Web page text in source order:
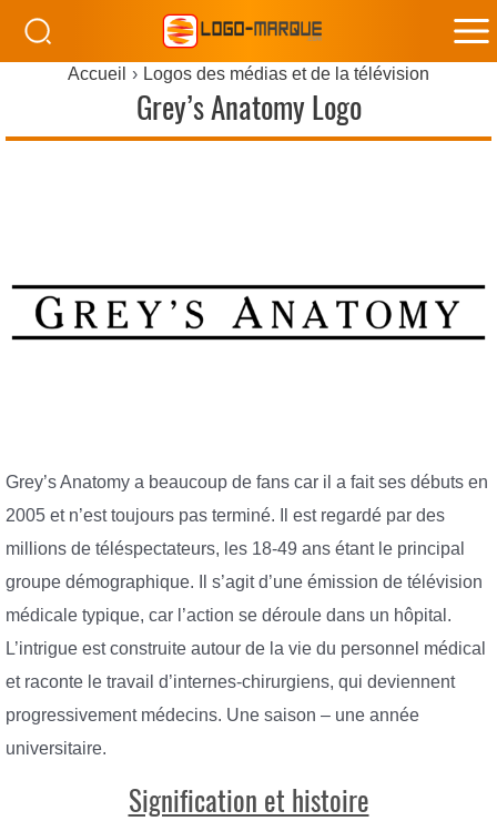
Accueil Logos des médias et de la télévision
Grey’s Anatomy Logo
Grey’s Anatomy a beaucoup de fans car il a fait ses débuts en
2005 et n’est toujours pas terminé. Il est regardé par des
millions de téléspectateurs, les 18-49 ans étant le principal
groupe démographique. Il s’agit d’une émission de télévision
médicale typique, car l’action se déroule dans un hôpital.
L’intrigue est construite autour de la vie du personnel médical
et raconte le travail d’internes-chirurgiens, qui deviennent
progressivement médecins. Une saison – une année
universitaire.
Signification et histoire